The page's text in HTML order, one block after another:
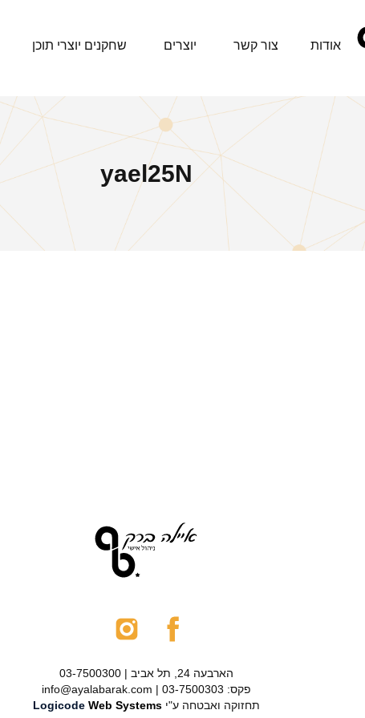
אודות צור קשר יוצרים שחקנים יוצרי תוכן
yael25N
הארבעה 24, תל אביב | 03-7500300
פקס: 03-7500303 | info@ayalabarak.com
תחזוקה ואבטחה ע"י
Logicode Web Systems